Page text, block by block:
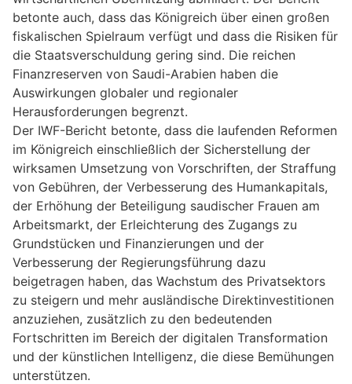
betonte auch, dass das Königreich über einen großen
fiskalischen Spielraum verfügt und dass die Risiken für
die Staatsverschuldung gering sind. Die reichen
Finanzreserven von Saudi-Arabien haben die
Auswirkungen globaler und regionaler
Herausforderungen begrenzt.
Der IWF-Bericht betonte, dass die laufenden Reformen
im Königreich einschließlich der Sicherstellung der
wirksamen Umsetzung von Vorschriften, der Straffung
von Gebühren, der Verbesserung des Humankapitals,
der Erhöhung der Beteiligung saudischer Frauen am
Arbeitsmarkt, der Erleichterung des Zugangs zu
Grundstücken und Finanzierungen und der
Verbesserung der Regierungsführung dazu
beigetragen haben, das Wachstum des Privatsektors
zu steigern und mehr ausländische Direktinvestitionen
anzuziehen, zusätzlich zu den bedeutenden
Fortschritten im Bereich der digitalen Transformation
und der künstlichen Intelligenz, die diese Bemühungen
unterstützen.